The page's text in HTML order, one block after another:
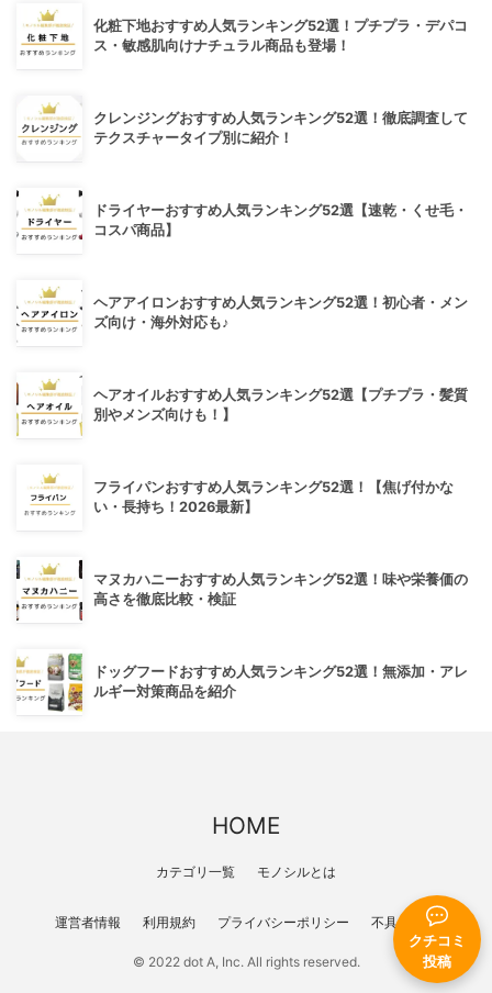
クチコミ
投稿
化粧下地おすすめ人気ランキング52選！プチプラ・デパコ
ス・敏感肌向けナチュラル商品も登場！
クレンジングおすすめ人気ランキング52選！徹底調査して
テクスチャータイプ別に紹介！
ドライヤーおすすめ人気ランキング52選【速乾・くせ毛・
コスパ商品】
ヘアアイロンおすすめ人気ランキング52選！初心者・メン
ズ向け・海外対応も♪
ヘアオイルおすすめ人気ランキング52選【プチプラ・髪質
別やメンズ向けも！】
フライパンおすすめ人気ランキング52選！【焦げ付かな
い・長持ち！2026最新】
マヌカハニーおすすめ人気ランキング52選！味や栄養価の
高さを徹底比較・検証
ドッグフードおすすめ人気ランキング52選！無添加・アレ
ルギー対策商品を紹介
HOME
カテゴリ一覧 モノシルとは
運営者情報 利用規約 プライバシーポリシー 不具合報告
© 2022 dot A, Inc. All rights reserved.